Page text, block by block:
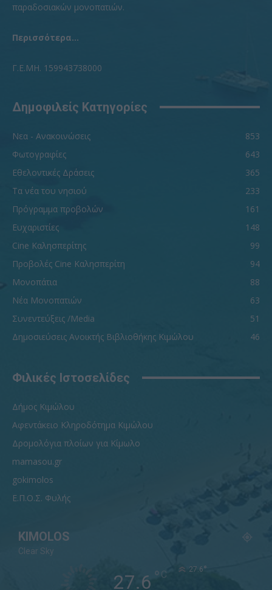
παραδοσιακών μονοπατιών.
Περισσότερα...
Γ.Ε.ΜΗ. 159943738000
Δημοφιλείς Κατηγορίες
Νεα - Ανακοινώσεις
853
Φωτογραφίες
643
Εθελοντικές Δράσεις
365
Τα νέα του νησιού
233
Πρόγραμμα προβολών
161
Ευχαριστίες
148
Cine Καλησπερίτης
99
Προβολές Cine Καλησπερίτη
94
Μονοπάτια
88
Νέα Μονοπατιών
63
Συνεντεύξεις /Media
51
Δημοσιεύσεις Ανοικτής Βιβλιοθήκης Κιμώλου
46
Φιλικές Ιστοσελίδες
Δήμος Κιμώλου
Αφεντάκειο Κληροδότημα Κιμώλου
Δρομολόγια πλοίων για Κίμωλο
mamasou.gr
gokimolos
Ε.Π.Ο.Σ. Φυλής
KIMOLOS
Clear Sky
27.6 ° C 27.6°